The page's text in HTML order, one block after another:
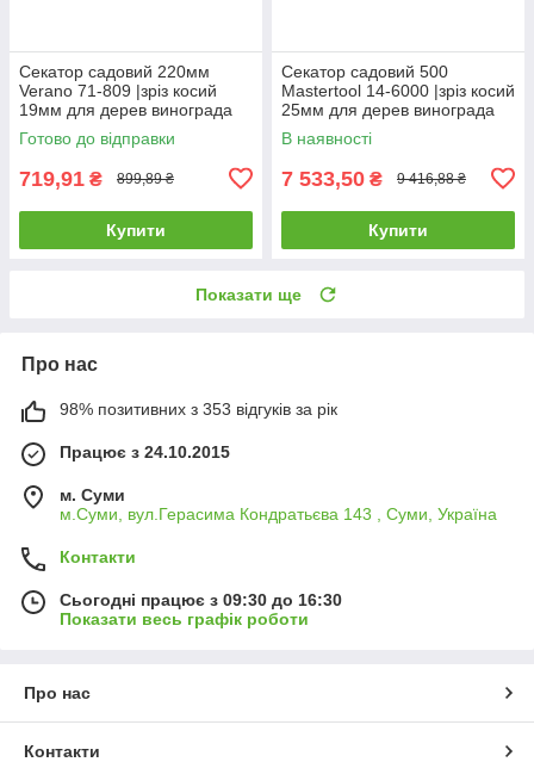
Секатор садовий 220мм
Verano 71-809 |зріз косий
19мм для дерев винограда
кущів гілок квітів
Готово до відправки
719,91 ₴ 899,89 ₴
Купити
Секатор садовий 500
Mastertool 14-6000 |зріз косий
25мм для дерев винограда
кущів гілок квітів
В наявності
7 533,50 ₴ 9 416,88 ₴
Купити
Показати ще
Про нас
98% позитивних з 353 відгуків за рік
Працює з 24.10.2015
м. Суми
м.Суми, вул.Герасима Кондратьєва 143 , Суми, Україна
Контакти
Сьогодні працює з 09:30 до 16:30
Показати весь графік роботи
Про нас
Контакти